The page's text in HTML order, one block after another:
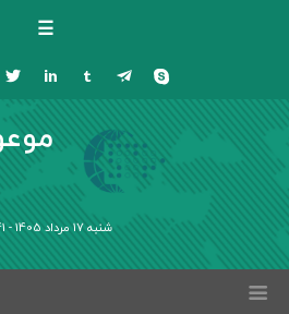
☰
شنبه 17 مرداد 1405 - 07:41